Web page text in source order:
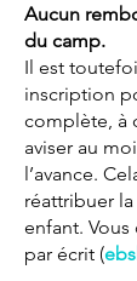
Aucun
du camp.
Il est
inscription
complète, à
aviser au
l’avance.
réattribuer
enfant. Vous
par écrit (